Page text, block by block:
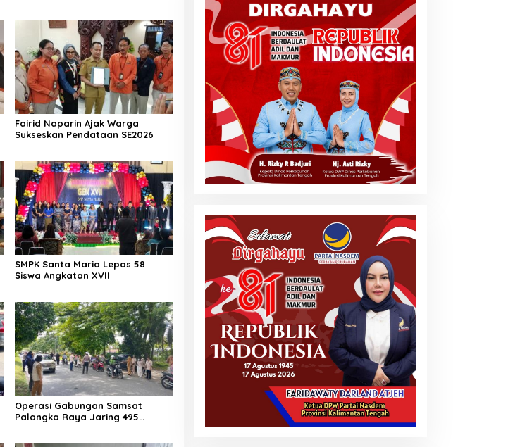
Fairid Naparin Ajak Warga
Sukseskan Pendataan SE2026
SMPK Santa Maria Lepas 58
Siswa Angkatan XVII
Operasi Gabungan Samsat
Palangka Raya Jaring 495